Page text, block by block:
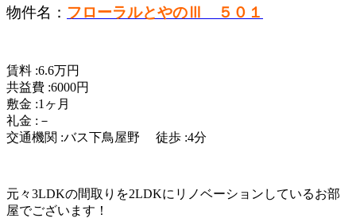
物件名： フローラルとやのⅢ ５０１
賃料 :6.6万円
共益費 :6000円
敷金 :1ヶ月
礼金 :－
交通機関 :バス下鳥屋野 徒歩 :4分
元々3LDKの間取りを2LDKにリノベーションしているお部
屋でございます！